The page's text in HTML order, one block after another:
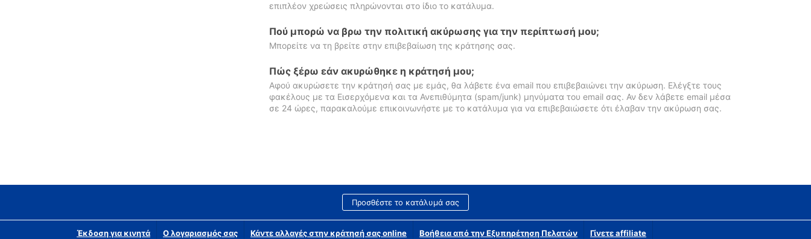
επιπλέον χρεώσεις πληρώνονται στο ίδιο το κατάλυμα.
Πού μπορώ να βρω την πολιτική ακύρωσης για την περίπτωσή μου;
Μπορείτε να τη βρείτε στην επιβεβαίωση της κράτησης σας.
Πώς ξέρω εάν ακυρώθηκε η κράτησή μου;
Αφού ακυρώσετε την κράτησή σας με εμάς, θα λάβετε ένα email που επιβεβαιώνει την ακύρωση. Ελέγξτε τους
φακέλους με τα Εισερχόμενα και τα Ανεπιθύμητα (spam/junk) μηνύματα του email σας. Αν δεν λάβετε email μέσα
σε 24 ώρες, παρακαλούμε επικοινωνήστε με το κατάλυμα για να επιβεβαιώσετε ότι έλαβαν την ακύρωση σας.
Προσθέστε το κατάλυμά σας
Έκδοση για κινητά Ο λογαριασμός σας Κάντε αλλαγές στην κράτησή σας online Βοήθεια από την Εξυπηρέτηση Πελατών Γίνετε affiliate